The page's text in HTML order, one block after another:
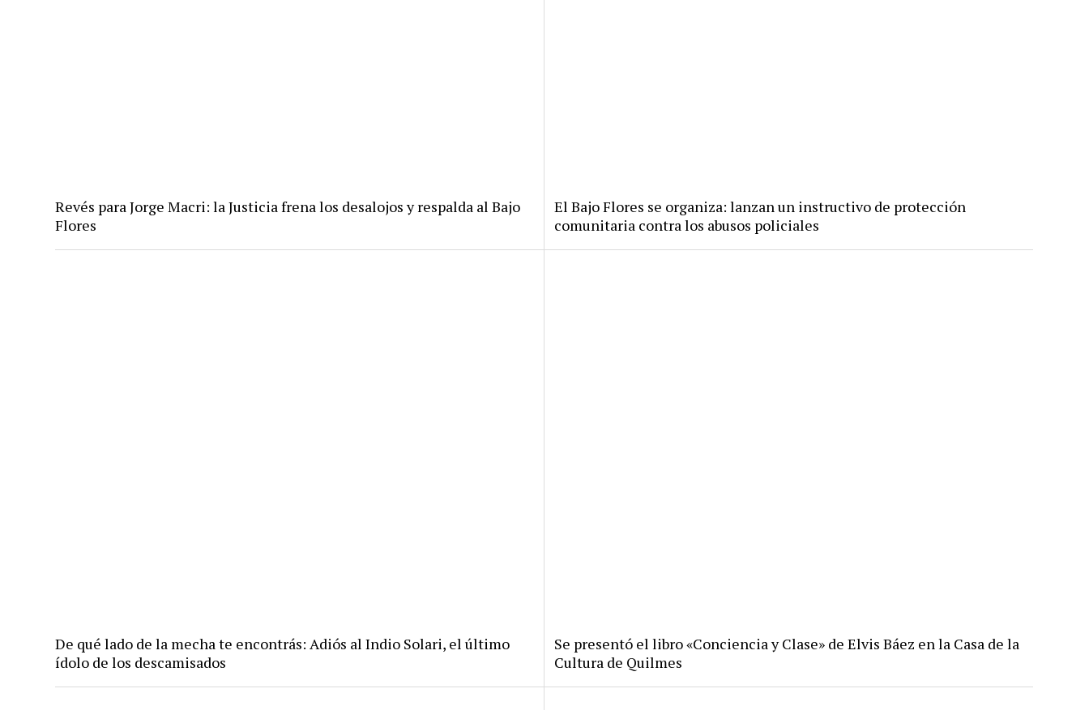
Revés para Jorge Macri: la Justicia frena los desalojos y respalda al Bajo
Flores
El Bajo Flores se organiza: lanzan un instructivo de protección
comunitaria contra los abusos policiales
De qué lado de la mecha te encontrás: Adiós al Indio Solari, el último
ídolo de los descamisados
Se presentó el libro «Conciencia y Clase» de Elvis Báez en la Casa de la
Cultura de Quilmes